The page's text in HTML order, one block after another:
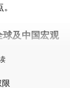
球及中国宏观
限